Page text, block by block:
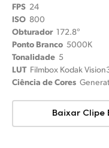
FPS 24
ISO 800
Obturador 172.8°
Ponto Branco 5000K
Tonalidade 5
LUT Filmbox Kodak
Ciência de Cores
Baixar Clipe